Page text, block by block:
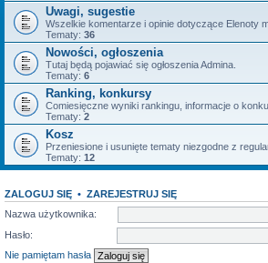
Uwagi, sugestie
Wszelkie komentarze i opinie dotyczące Elenoty
Tematy: 36
Nowości, ogłoszenia
Tutaj będą pojawiać się ogłoszenia Admina.
Tematy: 6
Ranking, konkursy
Comiesięczne wyniki rankingu, informacje o
Tematy: 2
Kosz
Przeniesione i usunięte tematy niezgodne z
Tematy: 12
ZALOGUJ SIĘ • ZAREJESTRUJ SIĘ
Nazwa użytkownika:
Hasło:
Nie pamiętam hasła